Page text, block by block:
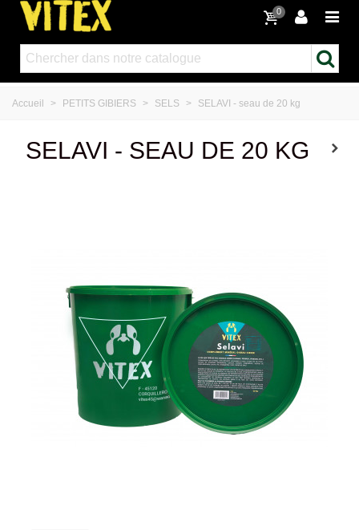
0
Accueil > PETITS GIBIERS > SELS > SELAVI - seau de 20 kg
SELAVI - SEAU DE 20 KG